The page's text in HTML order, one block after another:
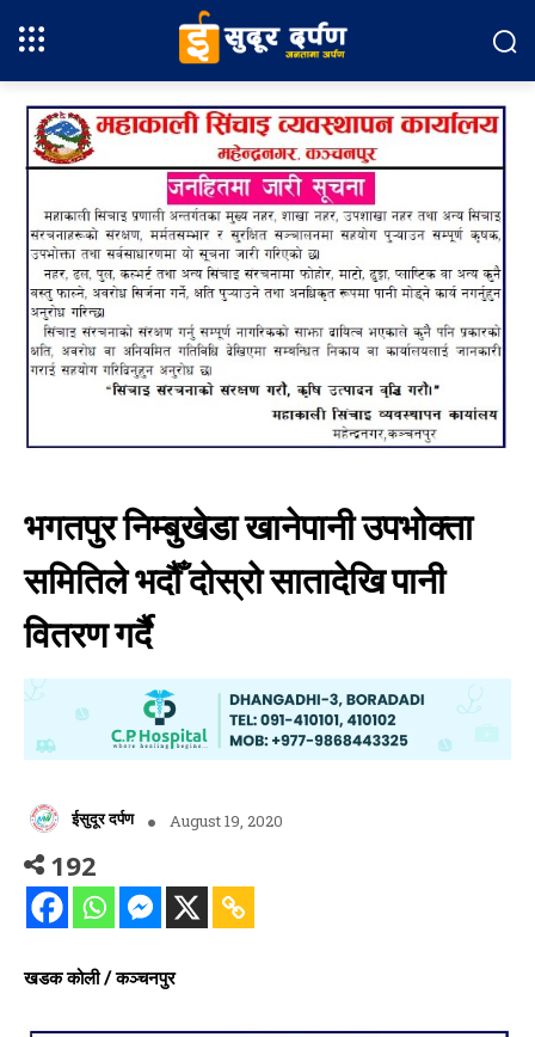
भगतपुर निम्बुखेडा खानेपानी उपभोक्ता
समितिले भदौँ दोस्रो सातादेखि पानी
वितरण गर्दै
ईसुदूर दर्पण August 19, 2020
192
खडक कोली / कञ्चनपुर